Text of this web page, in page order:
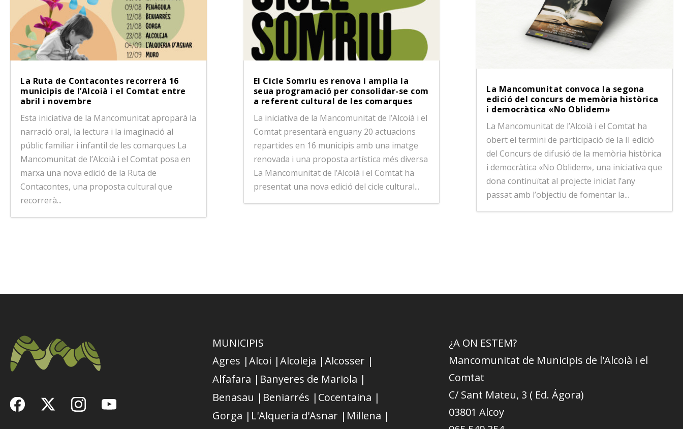
La Ruta de Contacontes recorrerà 16
municipis de l’Alcoià i el Comtat entre
abril i novembre
Esta iniciativa de la Mancomunitat aproparà la
narració oral, la lectura i la imaginació al
públic familiar i infantil de les comarques La
Mancomunitat de l’Alcoià i el Comtat posa en
marxa una nova edició de la Ruta de
Contacontes, una proposta cultural que
recorrerà...
El Cicle Somriu es renova i amplia la
seua programació per consolidar-se com
a referent cultural de les comarques
La iniciativa de la Mancomunitat de l’Alcoià i el
Comtat presentarà enguany 20 actuacions
repartides en 16 municipis amb una imatge
renovada i una proposta artística més diversa
La Mancomunitat de l’Alcoià i el Comtat ha
presentat una nova edició del cicle cultural...
La Mancomunitat convoca la segona
edició del concurs de memòria històrica
i democràtica «No Oblidem»
La Mancomunitat de l’Alcoià i el Comtat ha
obert el termini de participació de la II edició
del Concurs de difusió de la memòria històrica
i democràtica «No Oblidem», una iniciativa que
dona continuïtat al projecte iniciat l’any
passat amb l’objectiu de fomentar la...
MUNICIPIS
Agres |Alcoi |Alcoleja |Alcosser |
Alfafara | Banyeres de Mariola |
Benasau | Beniarrés | Cocentaina |
Gorga | L'Alqueria d'Asnar | Millena |
¿A ON ESTEM?
Mancomunitat de Municipis de l'Alcoià i el
Comtat
C/ Sant Mateu, 3 ( Ed. Ágora)
03801 Alcoy